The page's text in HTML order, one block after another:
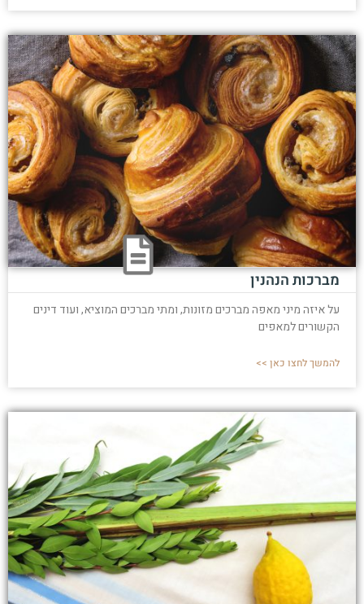
מברכות הנהנין
על איזה מיני מאפה מברכים מזונות, ומתי מברכים המוציא, ועוד דינים
הקשורים למאפים
להמשך לחצו כאן >>